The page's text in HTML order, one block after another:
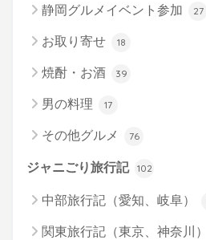
静岡グルメイベント参加 27
お取り寄せ 18
焼酎・お酒 39
男の料理 17
その他グルメ 76
ジャニごり旅行記 102
中部旅行記（愛知、岐阜）
関東旅行記（東京、神奈川）